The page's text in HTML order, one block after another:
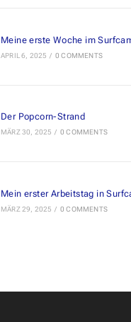
Meine erste Woche im
APRIL 6, 2025 / 0 COMMENTS
Der Popcorn-Strand
MÄRZ 30, 2025 / 0 COMMENTS
Mein erster Arbeitstag in
MÄRZ 29, 2025 / 0 COMMENTS